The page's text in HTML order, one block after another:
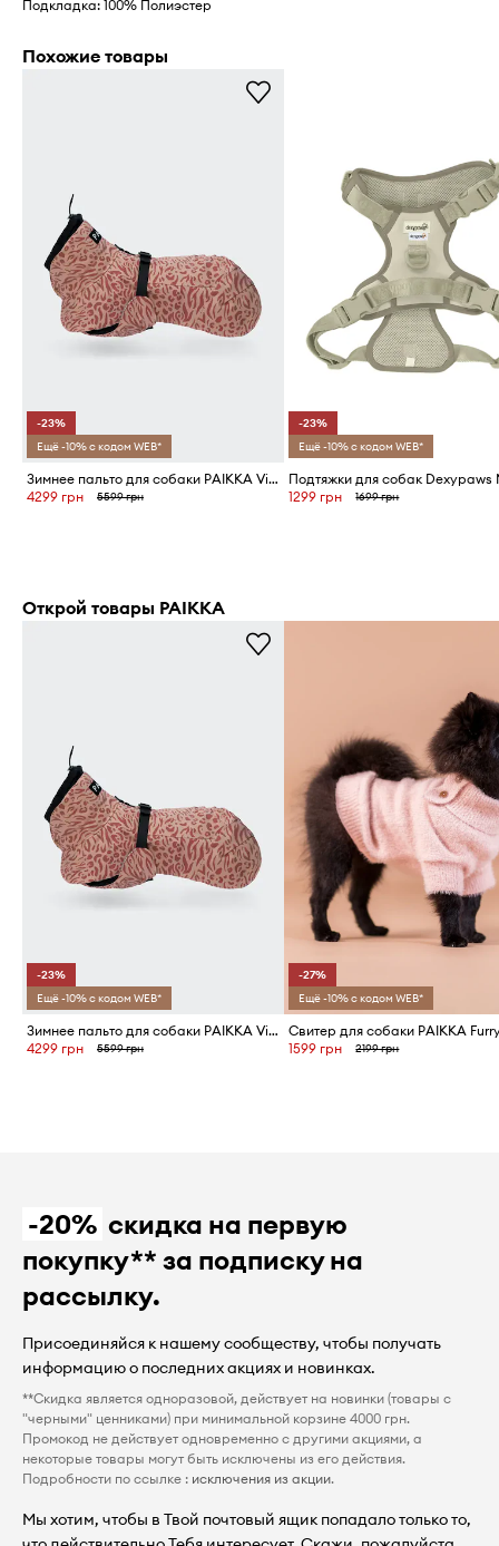
Подкладка: 100% Полиэстер
Похожие товары
-23%
Ещё -10% с кодом WEB*
Зимнее пальто для собаки PAIKKA Visibility Winter Jacket 45 x 40 x 2,1 cm
4299 грн
5599 грн
-23%
Ещё -10% с кодом WEB*
1299 грн 1699 грн
Открой товары PAIKKA
-23%
Ещё -10% с кодом WEB*
Зимнее пальто для собаки PAIKKA Visibility Winter Jacket 45 x 40 x 2,1 cm
4299 грн
5599 грн
-27%
Ещё -10% с кодом WEB*
1599 грн 2199 грн
-20% скидка на первую
покупку** за подписку на
рассылку.
Присоединяйся к нашему сообществу, чтобы получать
информацию о последних акциях и новинках.
**Скидка является одноразовой, действует на новинки (товары с
"черными" ценниками) при минимальной корзине 4000 грн.
Промокод не действует одновременно с другими акциями, а
некоторые товары могут быть исключены из его действия.
Подробности по ссылке : исключения из акции.
Мы хотим, чтобы в Твой почтовый ящик попадало только то,